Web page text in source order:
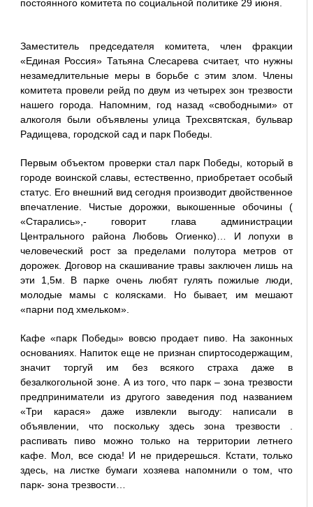
постоянного комитета по социальной политике 29 июня.
Заместитель председателя комитета, член фракции
«Единая Россия» Татьяна Слесарева считает, что нужны
незамедлительные меры в борьбе с этим злом. Члены
комитета провели рейд по двум из четырех зон трезвости
нашего города. Напомним, год назад «свободными» от
алкоголя были объявлены улица Трехсвятская, бульвар
Радищева, городской сад и парк Победы.
Первым объектом проверки стал парк Победы, который в
городе воинской славы, естественно, приобретает особый
статус. Его внешний вид сегодня производит двойственное
впечатление. Чистые дорожки, выкошенные обочины (
«Старались»,- говорит глава администрации
Центрального района Любовь Огиенко)… И лопухи в
человеческий рост за пределами полутора метров от
дорожек. Договор на скашивание травы заключен лишь на
эти 1,5м. В парке очень любят гулять пожилые люди,
молодые мамы с колясками. Но бывает, им мешают
«парни под хмельком».
Кафе «парк Победы» вовсю продает пиво. На законных
основаниях. Напиток еще не признан спиртосодержащим,
значит торгуй им без всякого страха даже в
безалкогольной зоне. А из того, что парк – зона трезвости
предприниматели из другого заведения под названием
«Три карася» даже извлекли выгоду: написали в
объявлении, что поскольку здесь зона трезвости .
распивать пиво можно только на территории летнего
кафе. Мол, все сюда! И не придерешься. Кстати, только
здесь, на листке бумаги хозяева напомнили о том, что
парк- зона трезвости…